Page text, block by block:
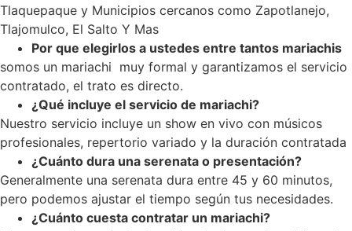
Tlaquepaque y Municipios cercanos como Zapotlanejo,
Tlajomulco, El Salto Y Mas
Por que elegirlos a ustedes entre tantos mariachis
somos un mariachi muy formal y garantizamos el servicio
contratado, el trato es directo.
¿Qué incluye el servicio de mariachi?
Nuestro servicio incluye un show en vivo con músicos
profesionales, repertorio variado y la duración contratada
¿Cuánto dura una serenata o presentación?
Generalmente una serenata dura entre 45 y 60 minutos,
pero podemos ajustar el tiempo según tus necesidades.
¿Cuánto cuesta contratar un mariachi?